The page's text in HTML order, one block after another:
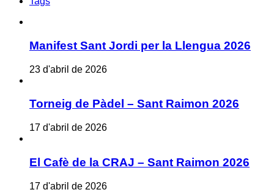
Manifest Sant Jordi per la Llengua 2026
23 d'abril de 2026
Torneig de Pàdel – Sant Raimon 2026
17 d'abril de 2026
El Cafè de la CRAJ – Sant Raimon 2026
17 d'abril de 2026